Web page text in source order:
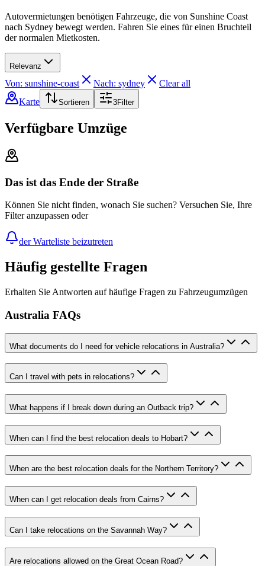
Autovermietungen benötigen Fahrzeuge, die von Sunshine Coast
nach Sydney bewegt werden. Fahren Sie eines für einen Bruchteil
der normalen Mietkosten.
Relevanz
Von: sunshine-coast Nach: sydney
Clear all
Karte
Sortieren 3Filter
Verfügbare Umzüge
Das ist das Ende der Straße
Können Sie nicht finden, wonach Sie suchen? Versuchen Sie, Ihre
Filter anzupassen oder
der Warteliste beizutreten
Häufig gestellte Fragen
Erhalten Sie Antworten auf häufige Fragen zu Fahrzeugumzügen
Australia FAQs
What documents do I need for vehicle relocations in Australia?
Can I travel with pets in relocations?
What happens if I break down during an Outback trip?
When can I find the best relocation deals to Hobart?
When are the best relocation deals for the Northern Territory?
When can I get relocation deals from Cairns?
Can I take relocations on the Savannah Way?
Are relocations allowed on the Great Ocean Road?